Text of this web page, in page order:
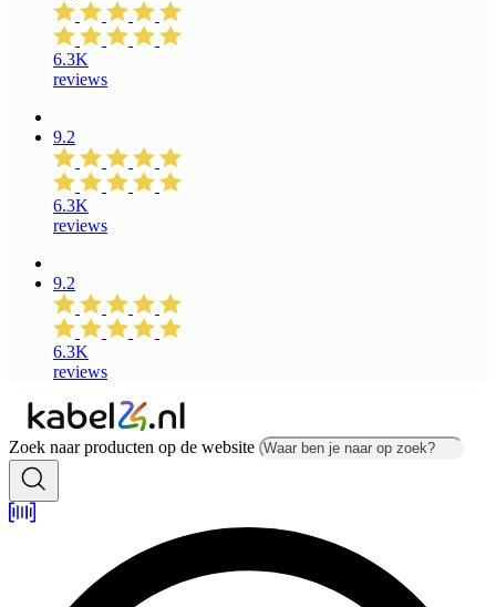
6.3K
reviews
9.2
6.3K
reviews
9.2
6.3K
reviews
Zoek naar producten op de website